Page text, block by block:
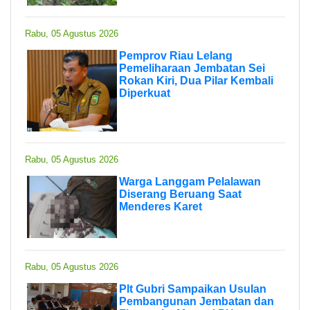
Rabu, 05 Agustus 2026
Pemprov Riau Lelang
Pemeliharaan Jembatan Sei
Rokan Kiri, Dua Pilar Kembali
Diperkuat
Rabu, 05 Agustus 2026
Warga Langgam Pelalawan
Diserang Beruang Saat
Menderes Karet
Rabu, 05 Agustus 2026
Plt Gubri Sampaikan Usulan
Pembangunan Jembatan dan